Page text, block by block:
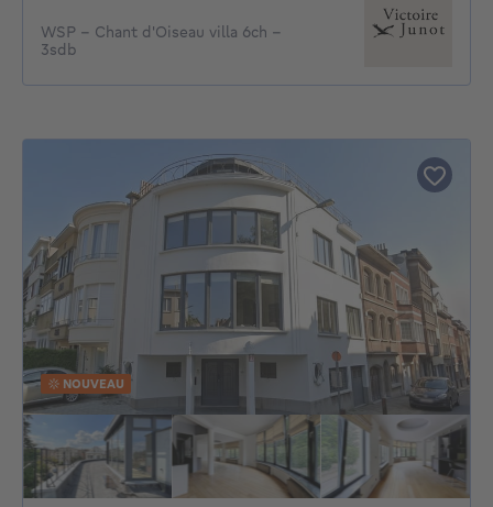
WSP - Chant d'Oiseau villa 6ch -
3sdb
NOUVEAU